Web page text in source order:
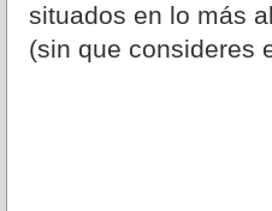
situados en lo más
(sin que consideres